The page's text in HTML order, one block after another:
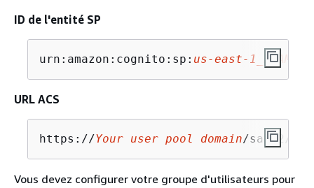
ID de l'entité SP
urn:amazon:cognito:sp: us-east-1_EXAMPLE
URL ACS
https://Your user pool domain/saml2/
Vous devez configurer votre groupe d'utilisateurs pour